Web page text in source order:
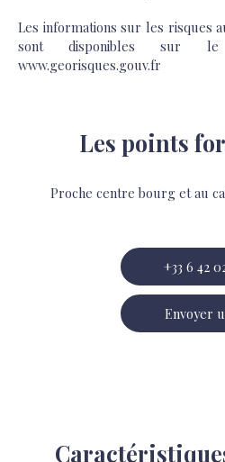
Les informations sur les risques
sont disponibles sur
www.georisques.gouv.fr
Les points
Proche centre bourg et au
+33 6 42
Envoyer